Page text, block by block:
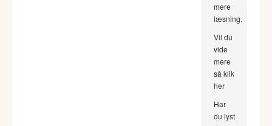
mere
læsning.
Vil du
vide
mere
så klik
her
Har
du lyst